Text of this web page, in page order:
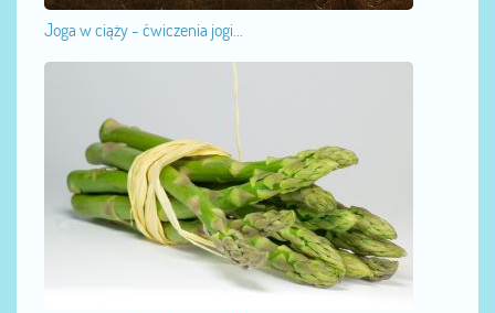
Joga w ciąży - ćwiczenia jogi...